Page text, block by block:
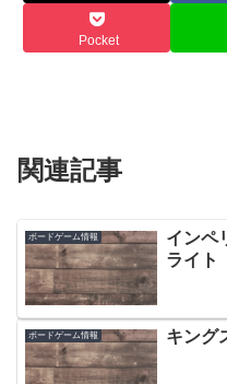
Pocket
関連記事
ボードゲーム情報
インペ
ライト
ボードゲーム情報 キング